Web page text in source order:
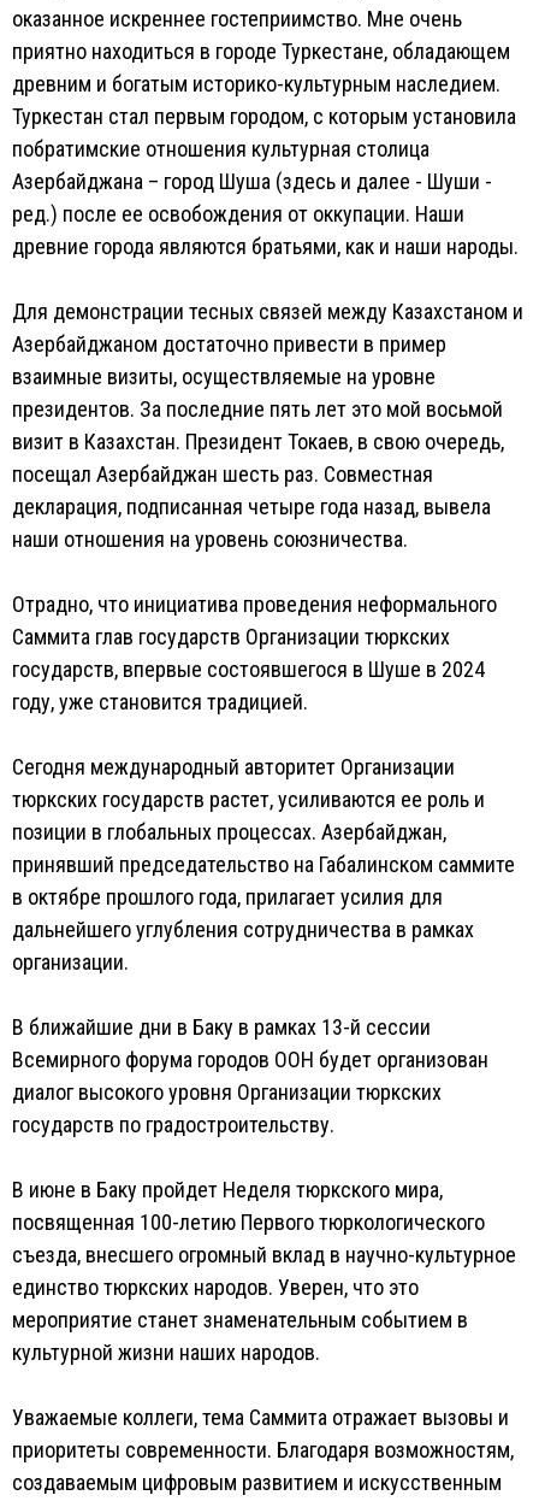
оказанное искреннее гостеприимство. Мне очень
приятно находиться в городе Туркестане, обладающем
древним и богатым историко-культурным наследием.
Туркестан стал первым городом, с которым установила
побратимские отношения культурная столица
Азербайджана – город Шуша (здесь и далее - Шуши -
ред.) после ее освобождения от оккупации. Наши
древние города являются братьями, как и наши народы.
Для демонстрации тесных связей между Казахстаном и
Азербайджаном достаточно привести в пример
взаимные визиты, осуществляемые на уровне
президентов. За последние пять лет это мой восьмой
визит в Казахстан. Президент Токаев, в свою очередь,
посещал Азербайджан шесть раз. Совместная
декларация, подписанная четыре года назад, вывела
наши отношения на уровень союзничества.
Отрадно, что инициатива проведения неформального
Саммита глав государств Организации тюркских
государств, впервые состоявшегося в Шуше в 2024
году, уже становится традицией.
Сегодня международный авторитет Организации
тюркских государств растет, усиливаются ее роль и
позиции в глобальных процессах. Азербайджан,
принявший председательство на Габалинском саммите
в октябре прошлого года, прилагает усилия для
дальнейшего углубления сотрудничества в рамках
организации.
В ближайшие дни в Баку в рамках 13-й сессии
Всемирного форума городов ООН будет организован
диалог высокого уровня Организации тюркских
государств по градостроительству.
В июне в Баку пройдет Неделя тюркского мира,
посвященная 100-летию Первого тюркологического
съезда, внесшего огромный вклад в научно-культурное
единство тюркских народов. Уверен, что это
мероприятие станет знаменательным событием в
культурной жизни наших народов.
Уважаемые коллеги, тема Саммита отражает вызовы и
приоритеты современности. Благодаря возможностям,
создаваемым цифровым развитием и искусственным